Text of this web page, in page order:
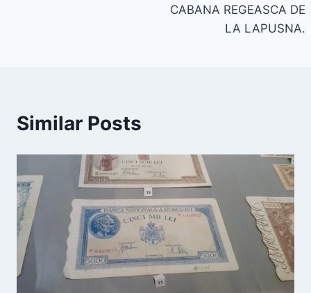
CABANA REGEASCA DE
LA LAPUSNA.
Similar Posts